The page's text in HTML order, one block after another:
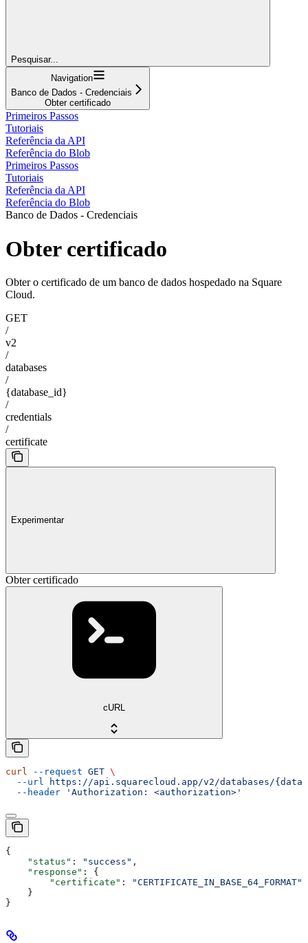
Pesquisar...
Navigation
Banco de Dados - Credenciais
Obter certificado
Primeiros Passos
Tutoriais
Referência da API
Referência do Blob
Primeiros Passos
Tutoriais
Referência da API
Referência do Blob
Banco de Dados - Credenciais
Obter certificado
Obter o certificado de um banco de dados hospedado na Square
Cloud.
GET
/
v2
/
databases
/
{database_id}
/
credentials
/
certificate
Experimentar
Obter certificado
cURL
curl --request GET \
  --url
https://api.squarecloud.app/v2/databases/
  --header
'Authorization: <authorization>'
{
    "status"
: "success" ,
    "response"
: {
        "certificate"
:
"CERTIFICATE_IN_BASE_64_FORMAT"
    }
}